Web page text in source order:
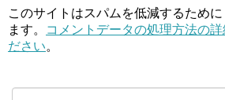
このサイトはスパムを低減するため
ます。
コメントデータの処理方法の
ださい。